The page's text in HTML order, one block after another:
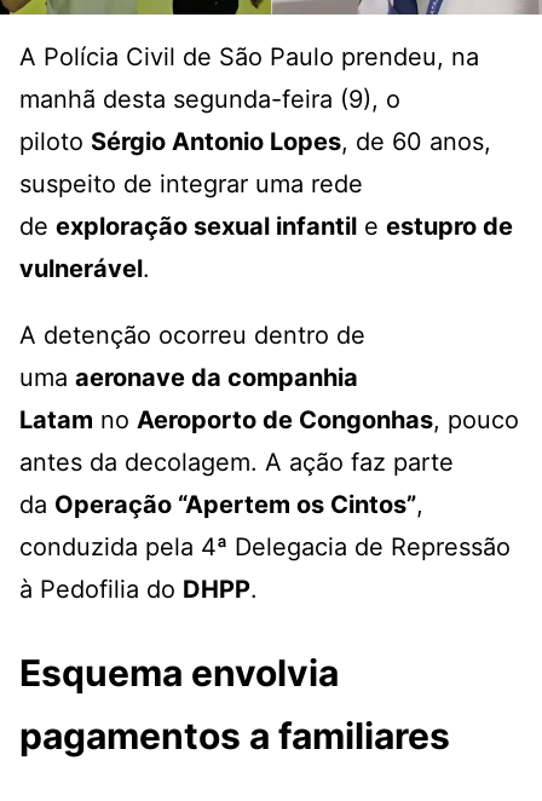
A Polícia Civil de São Paulo prendeu, na
manhã desta segunda-feira (9), o
piloto Sérgio Antonio Lopes, de 60 anos,
suspeito de integrar uma rede
de exploração sexual infantil e estupro de
vulnerável.
A detenção ocorreu dentro de
uma aeronave da companhia
Latam no Aeroporto de Congonhas, pouco
antes da decolagem. A ação faz parte
da Operação “Apertem os Cintos”,
conduzida pela 4ª Delegacia de Repressão
à Pedofilia do DHPP.
Esquema envolvia
pagamentos a familiares